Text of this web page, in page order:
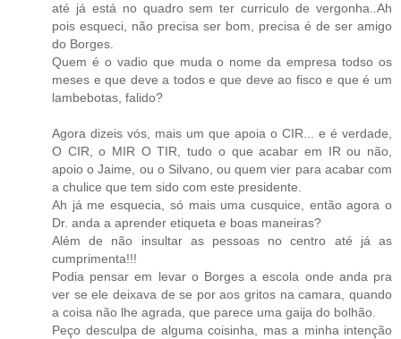
até já está no quadro sem ter curriculo de vergonha..Ah
pois esqueci, não precisa ser bom, precisa é de ser amigo
do Borges.
Quem é o vadio que muda o nome da empresa todso os
meses e que deve a todos e que deve ao fisco e que é um
lambebotas, falido?
Agora dizeis vós, mais um que apoia o CIR... e é verdade,
O CIR, o MIR O TIR, tudo o que acabar em IR ou não,
apoio o Jaime, ou o Silvano, ou quem vier para acabar com
a chulice que tem sido com este presidente.
Ah já me esquecia, só mais uma cusquice, então agora o
Dr. anda a aprender etiqueta e boas maneiras?
Além de não insultar as pessoas no centro até já as
cumprimenta!!!
Podia pensar em levar o Borges a escola onde anda pra
ver se ele deixava de se por aos gritos na camara, quando
a coisa não lhe agrada, que parece uma gaija do bolhão.
Peço desculpa de alguma coisinha, mas a minha intenção